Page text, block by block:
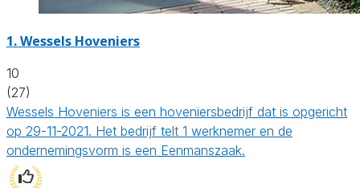
1.Wessels Hoveniers
10
(27)
Wessels Hoveniers is een hoveniersbedrijf dat is opgericht
op 29-11-2021. Het bedrijf telt 1 werknemer en de
ondernemingsvorm is een Eenmanszaak.